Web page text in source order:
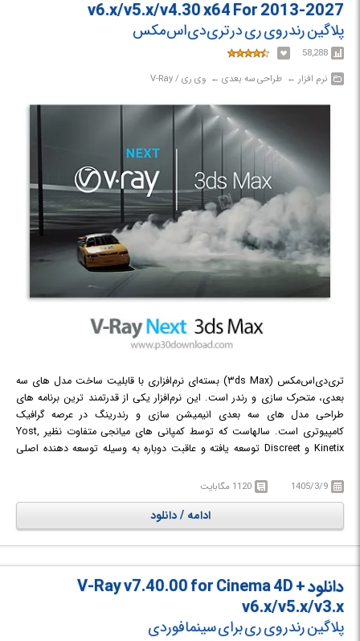
v6.x/v5.x/v4.30 x64 For 2013-2027
پلاگین رندر وی ری در تری‌دی‌اس‌مکس
58,288
نرم افزار‎ ← ‏ طراحی سه بعدی‎ ← ‏ وی ری / V-Ray
تری‌دی‌اس‌مکس (۳ds Max)‏ بسته‌ای نرم‌افزاری با قابلیت ساخت مدل های سه
بعدی، متحرک سازی و رندر است. این نرم‌افزار یکی از قدرتمند ترین برنامه های
طراحی مدل های سه بعدی انیمیشن سازی و رندرینگ در عرصه گرافیک
کامپیوتری ‏است. سالهاست که توسط کمپانی های میانجی متفاوت نظیر Yost,
Kinetix و Discreet توسعه یافته و عاقبت دوباره به وسیله توسعه دهنده اصلی
قوی است.V-Rayیکی از کاربردی ترین پلاگین های تری دی مکس است. می
توان گفت موتور رندر V-Ray یکی از بهترین موتورهای رندر موجود برای نرم افزار
تری دی مکس است، که البته تنظیمات آن کمی پیچیده است و شباهت های
زیادی با منتال ری دارد. ضمن اینکه مشکل رندر مو را نیز مانند دیگر موتورهای
رندر موجود در قالب مکس ندارد. با نصب Vray اجزاء و عناصر مختلفی به محیط
مکس افزوده می شود. نور های Vray، اشیاء Geometric آن، مواد و بافت های
موجود در آن، دوربین، سایه زن ها و از همه مهم تر سربرگ رندر آن که با
تنظیماتش، امکان کنترل کلیه پارامتر های صحنه را فراهم می کند.
1405/3/9 1120 مگابایت
ادامه / دانلود
دانلود V-Ray v7.40.00 for Cinema 4D +
v6.x/v5.x/v3.x
پلاگین رندر وی ری برای سینمافوردی